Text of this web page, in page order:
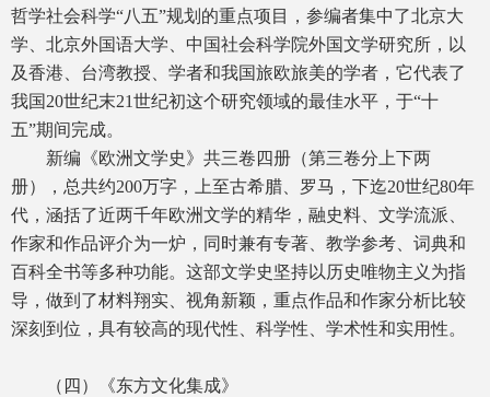
哲学社会科学“八五”规划的重点项目，参编者集中了北京大
学、北京外国语大学、中国社会科学院外国文学研究所，以
及香港、台湾教授、学者和我国旅欧旅美的学者，它代表了
我国20世纪末21世纪初这个研究领域的最佳水平，于“十
五”期间完成。
新编《欧洲文学史》共三卷四册（第三卷分上下两
册），总共约200万字，上至古希腊、罗马，下迄20世纪80年
代，涵括了近两千年欧洲文学的精华，融史料、文学流派、
作家和作品评介为一炉，同时兼有专著、教学参考、词典和
百科全书等多种功能。这部文学史坚持以历史唯物主义为指
导，做到了材料翔实、视角新颖，重点作品和作家分析比较
深刻到位，具有较高的现代性、科学性、学术性和实用性。
（四）《东方文化集成》